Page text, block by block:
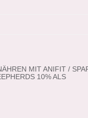
MIT ANIFIT /
10% ALS